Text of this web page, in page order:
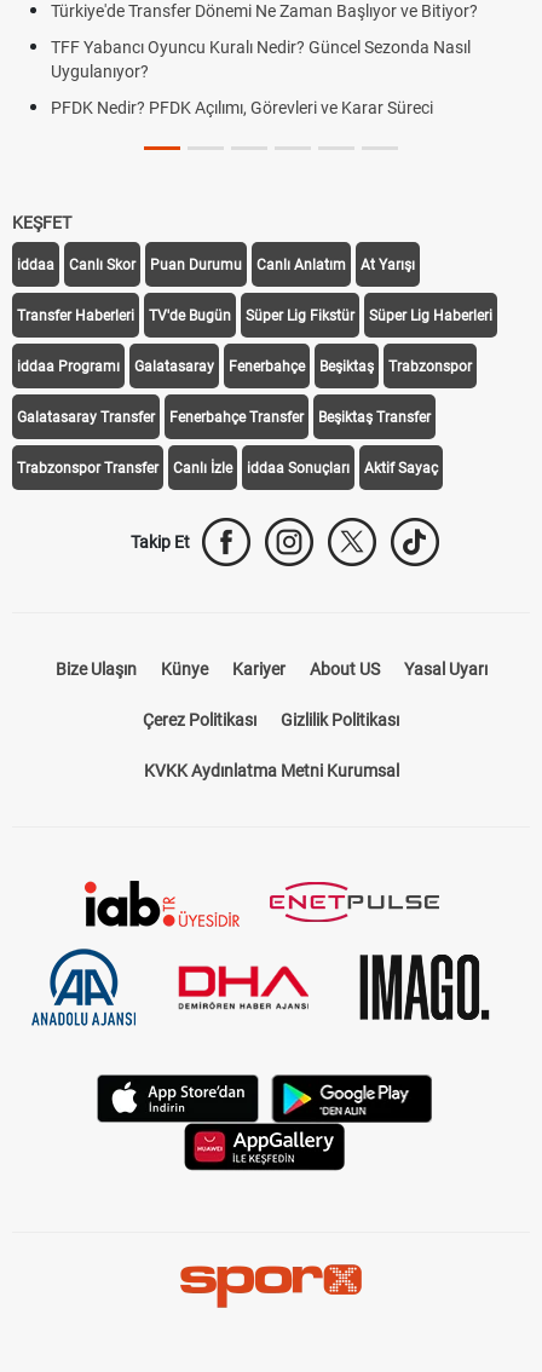
Türkiye'de Transfer Dönemi Ne Zaman Başlıyor ve Bitiyor?
TFF Yabancı Oyuncu Kuralı Nedir? Güncel Sezonda Nasıl
Uygulanıyor?
PFDK Nedir? PFDK Açılımı, Görevleri ve Karar Süreci
KEŞFET
iddaa Canlı Skor Puan Durumu Canlı Anlatım At Yarışı
Transfer Haberleri TV'de Bugün Süper Lig Fikstür Süper Lig Haberleri
iddaa Programı Galatasaray Fenerbahçe Beşiktaş Trabzonspor
Galatasaray Transfer Fenerbahçe Transfer Beşiktaş Transfer
Trabzonspor Transfer Canlı İzle iddaa Sonuçları Aktif Sayaç
Takip Et
Bize Ulaşın Künye Kariyer About US Yasal Uyarı
Çerez Politikası Gizlilik Politikası
KVKK Aydınlatma Metni Kurumsal